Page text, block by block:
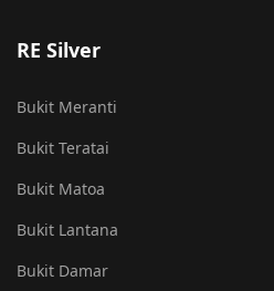
RE Silver
Bukit Meranti
Bukit Teratai
Bukit Matoa
Bukit Lantana
Bukit Damar